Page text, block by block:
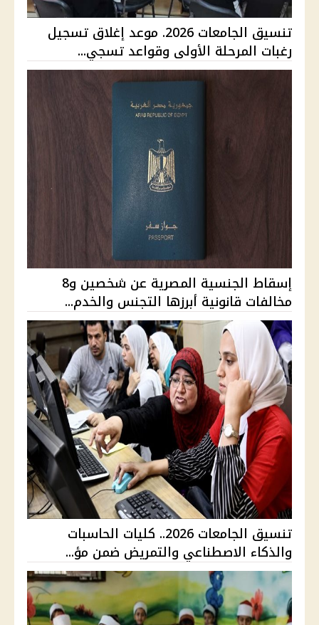
تنسيق الجامعات 2026. موعد إغلاق تسجيل
رغبات المرحلة الأولى وقواعد تسجي...
إسقاط الجنسية المصرية عن شخصين و8
مخالفات قانونية أبرزها التجنس والخدم...
تنسيق الجامعات 2026.. كليات الحاسبات
والذكاء الاصطناعي والتمريض ضمن مؤ...